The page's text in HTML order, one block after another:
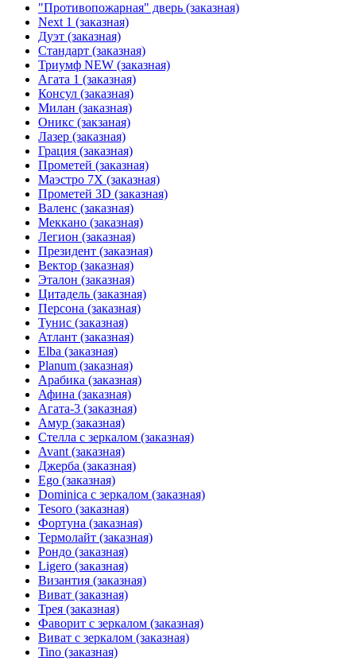
"Противопожарная" дверь (заказная)
Next 1 (заказная)
Дуэт (заказная)
Стандарт (заказная)
Триумф NEW (заказная)
Агата 1 (заказная)
Консул (заказная)
Милан (заказная)
Оникс (закзаная)
Лазер (заказная)
Грация (заказная)
Прометей (заказная)
Маэстро 7Х (заказная)
Прометей 3D (заказная)
Валенс (заказная)
Меккано (заказная)
Легион (заказная)
Президент (заказная)
Вектор (заказная)
Эталон (заказная)
Цитадель (заказная)
Персона (заказная)
Тунис (заказная)
Атлант (заказная)
Elba (заказная)
Planum (заказная)
Арабика (заказная)
Афина (заказная)
Агата-3 (заказная)
Амур (заказная)
Стелла с зеркалом (заказная)
Avant (заказная)
Джерба (заказная)
Ego (заказная)
Dominica с зеркалом (заказная)
Tesoro (заказная)
Фортуна (заказная)
Термолайт (заказная)
Рондо (заказная)
Ligero (заказная)
Византия (заказная)
Виват (заказная)
Трея (заказная)
Фаворит с зеркалом (заказная)
Виват с зеркалом (заказная)
Tino (заказная)